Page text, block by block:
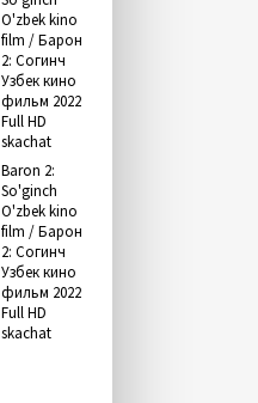
Baron 2:
So'ginch
O'zbek kino
film / Барон
2: Согинч
Узбек кино
фильм 2022
Full HD
skachat